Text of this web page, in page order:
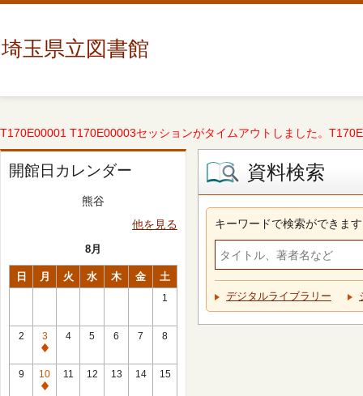
埼玉県立図書館
T170E00001 T170E00003セッションがタイムアウトしました。
開館日カレンダー
熊谷
他を見る
8月
日 月 火 水 木 金 土
1
2
3
休
館
日
4 5 6 7 8
9
10
休
11 12 13 14 15
資料検索
キーワードで検索ができます
デジタルライブラリー